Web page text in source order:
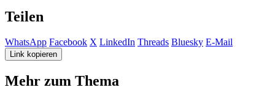
Teilen
WhatsApp Facebook X LinkedIn Threads Bluesky E-Mail
Link kopieren
Mehr zum Thema